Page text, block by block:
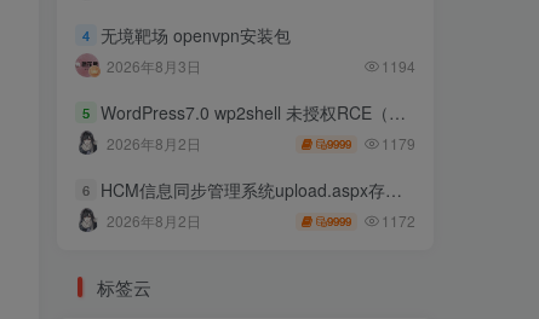
4 无境靶场 openvpn安装包
2026年8月3日 1194
5 WordPress7.0 wp2shell 未授权RCE（CVE-2026-63030 CVE-2026-60137）
2026年8月2日 9999 1179
6 HCM信息同步管理系统upload.aspx存在任意文件上传
2026年8月2日 9999 1172
标签云